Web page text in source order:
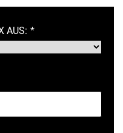
AUS: *